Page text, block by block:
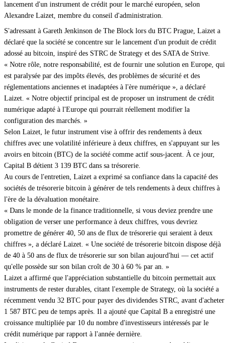
lancement d'un instrument de crédit pour le marché européen, selon
Alexandre Laizet, membre du conseil d'administration.
S'adressant à Gareth Jenkinson de The Block lors du BTC Prague, Laizet a
déclaré que la société se concentre sur le lancement d'un produit de crédit
adossé au bitcoin, inspiré des STRC de Strategy et des SATA de Strive.
« Notre rôle, notre responsabilité, est de fournir une solution en Europe, qui
est paralysée par des impôts élevés, des problèmes de sécurité et des
réglementations anciennes et inadaptées à l'ère numérique », a déclaré
Laizet. « Notre objectif principal est de proposer un instrument de crédit
numérique adapté à l'Europe qui pourrait réellement modifier la
configuration des marchés. »
Selon Laizet, le futur instrument vise à offrir des rendements à deux
chiffres avec une volatilité inférieure à deux chiffres, en s'appuyant sur les
avoirs en bitcoin (BTC) de la société comme actif sous-jacent. À ce jour,
Capital B détient 3 139 BTC dans sa trésorerie.
Au cours de l'entretien, Laizet a exprimé sa confiance dans la capacité des
sociétés de trésorerie bitcoin à générer de tels rendements à deux chiffres à
l'ère de la dévaluation monétaire.
« Dans le monde de la finance traditionnelle, si vous deviez prendre une
obligation de verser une performance à deux chiffres, vous devriez
promettre de générer 40, 50 ans de flux de trésorerie qui seraient à deux
chiffres », a déclaré Laizet. « Une société de trésorerie bitcoin dispose déjà
de 40 à 50 ans de flux de trésorerie sur son bilan aujourd'hui — cet actif
qu'elle possède sur son bilan croît de 30 à 60 % par an. »
Laizet a affirmé que l'appréciation substantielle du bitcoin permettait aux
instruments de rester durables, citant l'exemple de Strategy, où la société a
récemment vendu 32 BTC pour payer des dividendes STRC, avant d'acheter
1 587 BTC peu de temps après. Il a ajouté que Capital B a enregistré une
croissance multipliée par 10 du nombre d'investisseurs intéressés par le
crédit numérique par rapport à l'année dernière.